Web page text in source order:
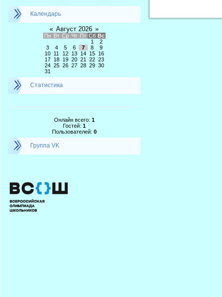
Календарь
« Август 2026 »
Пн Вт Ср Чт Пт Сб Вс
1
2
3
4 5 6 7 8
9
10
11 12 13 14 15
16
17
18 19 20 21 22 23
24 25 26 27 28 29 30
31
Статистика
Онлайн всего: 1
Гостей: 1
Пользователей: 0
Группа VK